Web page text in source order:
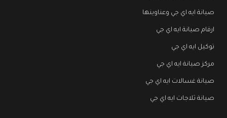
صيانة ايه اي جي وعناوينها
ارقام صيانة ايه اي جي
توكيل ايه اي جي
مركز صيانة ايه اي جي
صيانة غسالات ايه اي جي
صيانة ثلاجات ايه اي جي